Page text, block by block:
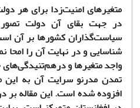
متغیرهای امنیت‌زدا برای هر
در جهت بقای آن دولت تصور
سیاست‌گذاران کشورها بر آن
شناسایی و در نهایت آن را امحا
واجد متغیرها و
تمدن مدرنو سرایت آن به این
افزوده شده است. این مقاله بر